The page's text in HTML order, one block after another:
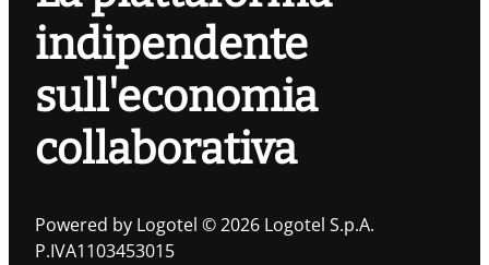
indipendente
sull'economia
collaborativa
Powered by Logotel © 2026 Logotel S.p.A.
P.IVA1103453015